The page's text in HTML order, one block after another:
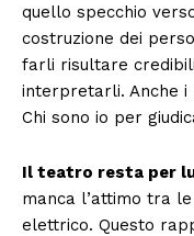
quello specchio
costruzione dei
farli risultare
interpretarli. Anche i
Chi sono io per
Il teatro resta per
manca l’attimo tra
elettrico. Questo